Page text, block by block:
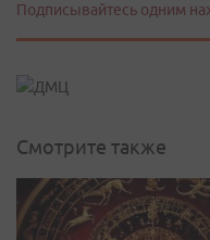
Подписывайтесь одним
Смотрите также